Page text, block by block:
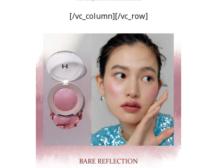
[/vc_column][/vc_row]